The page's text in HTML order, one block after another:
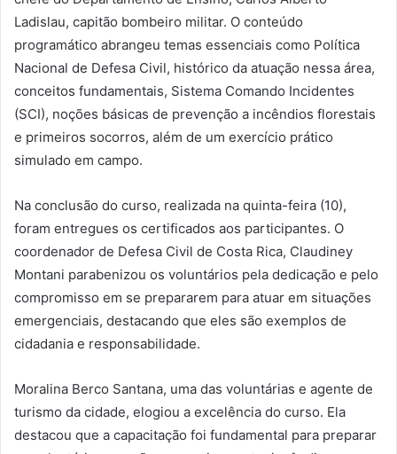
Ladislau, capitão bombeiro militar. O conteúdo
programático abrangeu temas essenciais como Política
Nacional de Defesa Civil, histórico da atuação nessa área,
conceitos fundamentais, Sistema Comando Incidentes
(SCI), noções básicas de prevenção a incêndios florestais
e primeiros socorros, além de um exercício prático
simulado em campo.
Na conclusão do curso, realizada na quinta-feira (10),
foram entregues os certificados aos participantes. O
coordenador de Defesa Civil de Costa Rica, Claudiney
Montani parabenizou os voluntários pela dedicação e pelo
compromisso em se prepararem para atuar em situações
emergenciais, destacando que eles são exemplos de
cidadania e responsabilidade.
Moralina Berco Santana, uma das voluntárias e agente de
turismo da cidade, elogiou a excelência do curso. Ela
destacou que a capacitação foi fundamental para preparar